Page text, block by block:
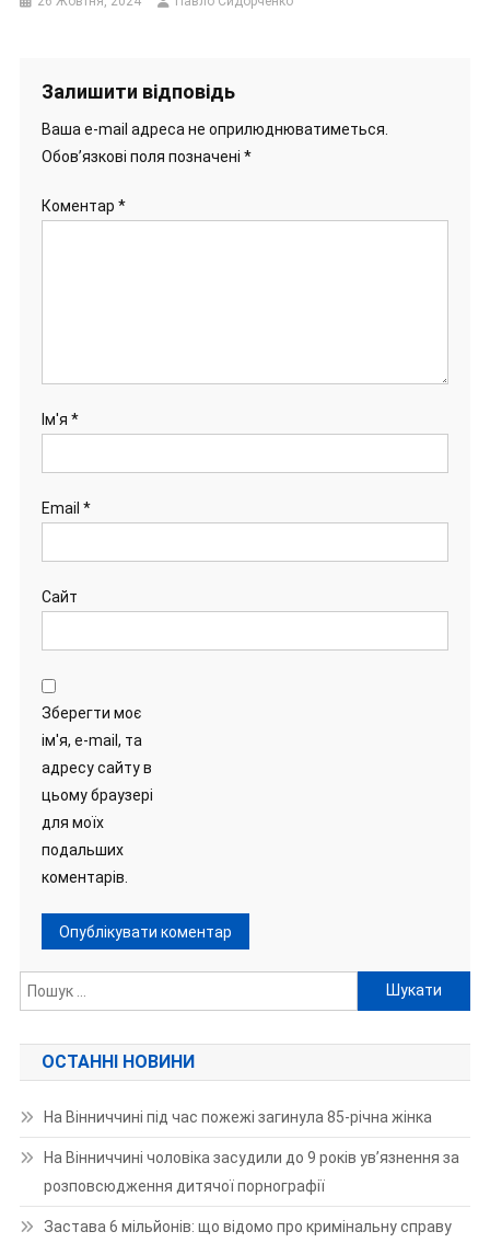
Залишити відповідь
Ваша e-mail адреса не оприлюднюватиметься.
Обов’язкові поля позначені *
Коментар *
Ім'я *
Email *
Сайт
Зберегти моє
ім'я, e-mail, та
адресу сайту в
цьому браузері
для моїх
подальших
коментарів.
Пошук:
ОСТАННІ НОВИНИ
На Вінниччині під час пожежі загинула 85-річна жінка
На Вінниччині чоловіка засудили до 9 років ув’язнення за
розповсюдження дитячої порнографії
Застава 6 мільйонів: що відомо про кримінальну справу